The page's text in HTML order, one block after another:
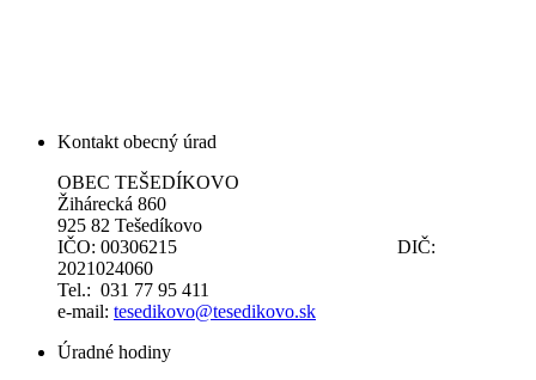
Kontakt obecný úrad
OBEC TEŠEDÍKOVO
Žihárecká 860
925 82 Tešedíkovo
IČO: 00306215 DIČ:
2021024060
Tel.: 031 77 95 411
e-mail: tesedikovo@tesedikovo.sk
Úradné hodiny